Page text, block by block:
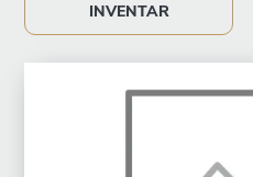
INVENTAR